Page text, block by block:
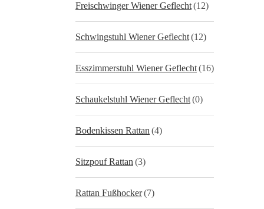
Freischwinger Wiener Geflecht(12)
Schwingstuhl Wiener Geflecht(12)
Esszimmerstuhl Wiener Geflecht(16)
Schaukelstuhl Wiener Geflecht(0)
Bodenkissen Rattan (4)
Sitzpouf Rattan (3)
Rattan Fußhocker(7)